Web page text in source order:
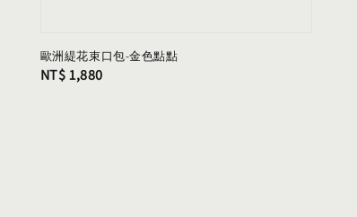
歐洲緹花束口包-金色點點
Regular
NT$ 1,880